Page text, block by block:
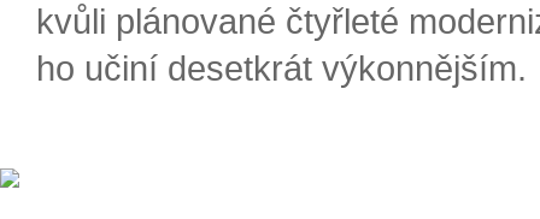
kvůli plánované čtyřleté
ho učiní desetkrát výkonnějším.